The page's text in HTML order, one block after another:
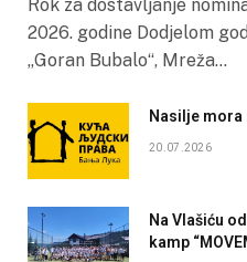
Rok za dostavljanje
2026. godine Dodjelom
„Goran Bubalo“, Mreža…
Nasilje
20.07.2026
Na Vlašiću
kamp